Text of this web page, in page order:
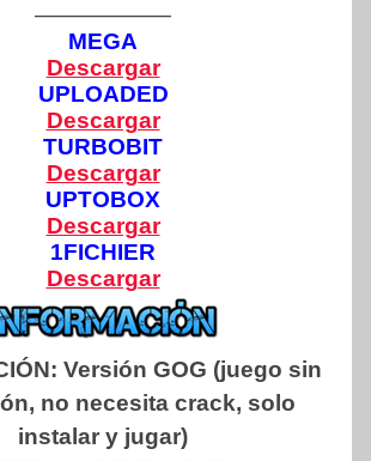
——————
MEGA
Descargar
UPLOADED
Descargar
TURBOBIT
Descargar
UPTOBOX
Descargar
1FICHIER
Descargar
Versión GOG (juego sin
no necesita crack, solo
instalar y jugar)